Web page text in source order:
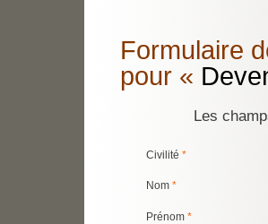
Formulaire
pour «
Les
Civilité *
Nom *
Prénom *